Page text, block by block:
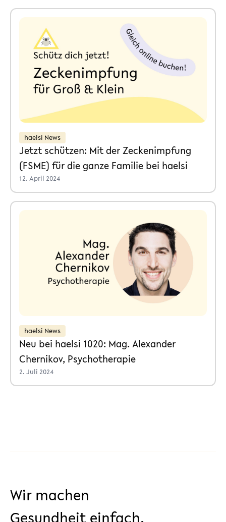
haelsi News
Jetzt schützen: Mit der Zeckenimpfung
(FSME) für die ganze Familie bei haelsi
12. April 2024
haelsi News
Neu bei haelsi 1020: Mag. Alexander
Chernikov, Psychotherapie
2. Juli 2024
Wir machen
Gesundheit einfach.